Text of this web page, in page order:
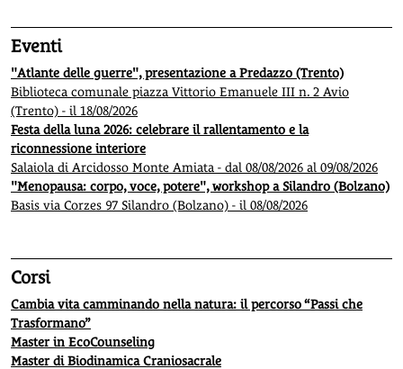
Eventi
"Atlante delle guerre", presentazione a Predazzo (Trento)
Biblioteca comunale piazza Vittorio Emanuele III n. 2 Avio
(Trento) - il 18/08/2026
Festa della luna 2026: celebrare il rallentamento e la
riconnessione interiore
Salaiola di Arcidosso Monte Amiata - dal 08/08/2026 al 09/08/2026
"Menopausa: corpo, voce, potere", workshop a Silandro (Bolzano)
Basis via Corzes 97 Silandro (Bolzano) - il 08/08/2026
Corsi
Cambia vita camminando nella natura: il percorso “Passi che
Trasformano”
Master in EcoCounseling
Master di Biodinamica Craniosacrale